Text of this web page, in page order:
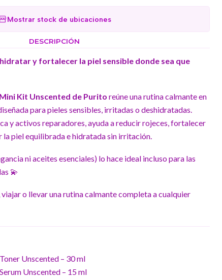
Mostrar stock de ubicaciones
DESCRIPCIÓN
y fortalecer la piel sensible donde sea que
Kit Unscented de Purito reúne una rutina calmante en
para pieles sensibles, irritadas o deshidratadas.
y activos reparadores, ayuda a reducir rojeces, fortalecer
la piel equilibrada e hidratada sin irritación.
ni aceites esenciales) lo hace ideal incluso para las
💫
o llevar una rutina calmante completa a cualquier
Unscented – 30 ml
Unscented – 15 ml